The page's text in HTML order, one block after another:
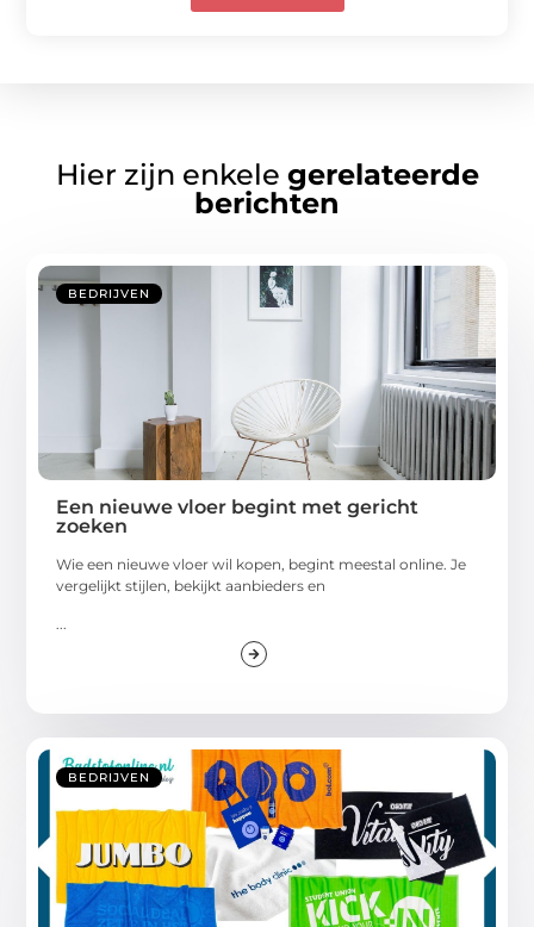
Hier zijn enkele gerelateerde
berichten
BEDRIJVEN
Een nieuwe vloer begint met gericht
zoeken
Wie een nieuwe vloer wil kopen, begint meestal online. Je
vergelijkt stijlen, bekijkt aanbieders en
...
BEDRIJVEN